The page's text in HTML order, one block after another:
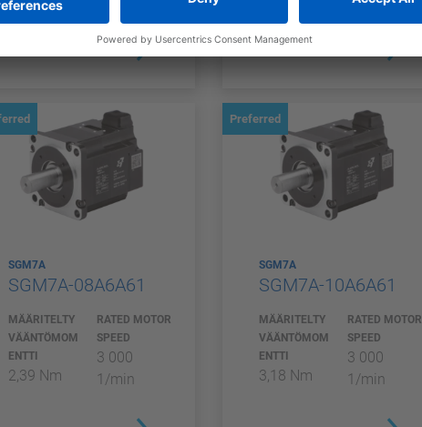
SGM7A
SGM7A-08A6A61
MÄÄRITELTY
VÄÄNTÖMOM
ENTTI
2,39 Nm
RATED MOTOR
SPEED
3 000
1/min
Preferred
SGM7A
SGM7A-10A6A61
MÄÄRITELTY
VÄÄNTÖMOM
ENTTI
3,18 Nm
RATED MOTOR
SPEED
3 000
1/min